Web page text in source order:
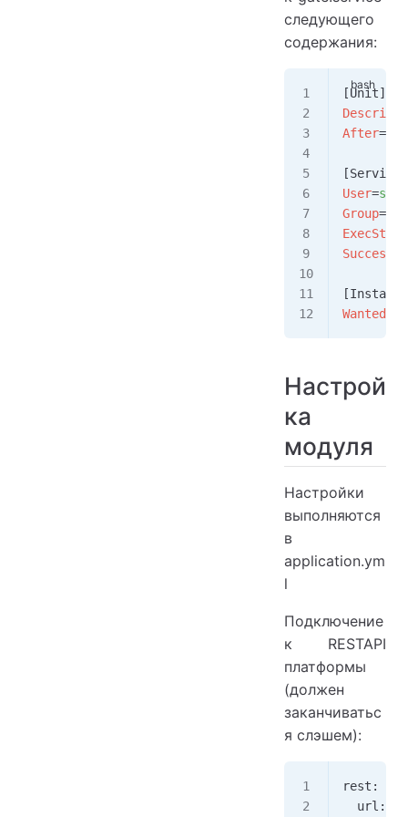
следующего
содержания:
[Unit]
After=
[Service]
User=sem
Group=
ExecStart
[Install]
WantedBy
Настрой
ка
модуля
Настройки
выполняются
в
application.ym
l
Подключение
к RESTAPI
платформы
(должен
заканчиватьс
я слэшем):
rest:
url: